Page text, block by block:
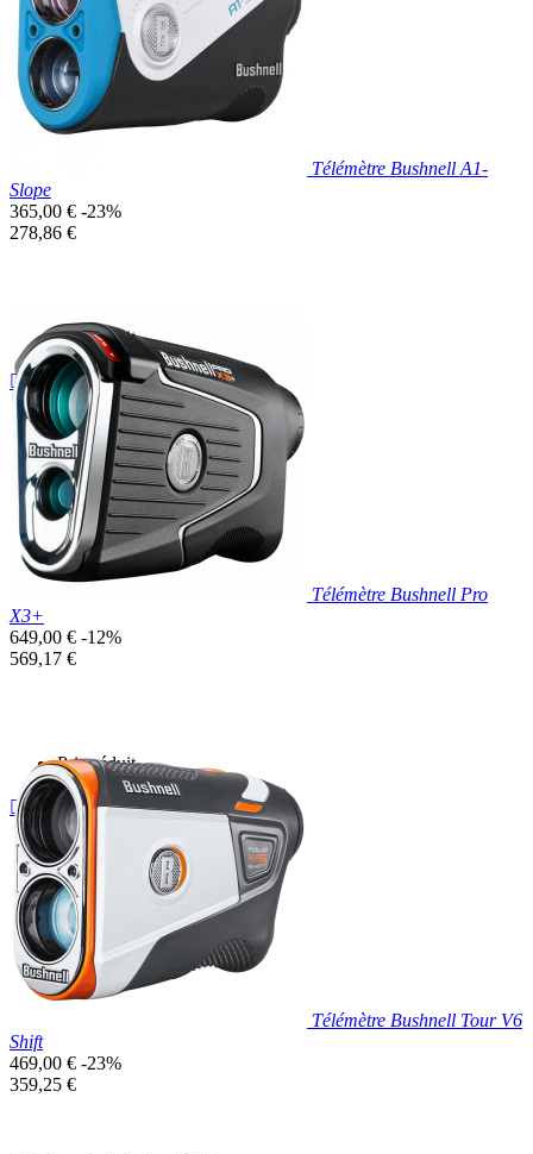
Télémètre Bushnell A1-
Slope
Prix
de
365,00 € -23%
Prix
278,86 €
Prix réduit
Aperçu rapide
Télémètre Bushnell Pro
X3+
Prix
de
649,00 € -12%
Prix
569,17 €
Prix réduit
Aperçu rapide
Télémètre Bushnell Tour V6
Shift
Prix
de
469,00 € -23%
Prix
359,25 €